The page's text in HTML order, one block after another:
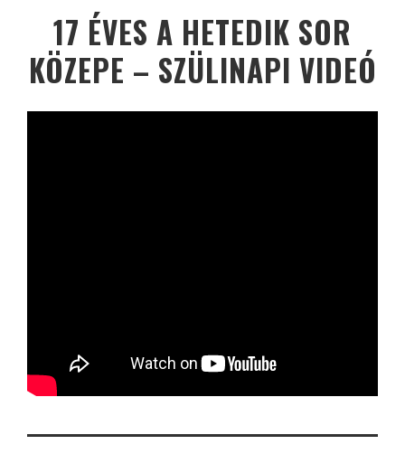
17 ÉVES A HETEDIK SOR
KÖZEPE – SZÜLINAPI VIDEÓ